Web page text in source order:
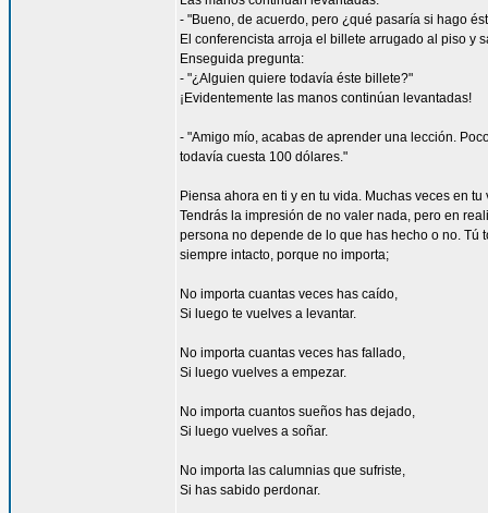
- "Bueno, de acuerdo, pero ¿qué pasaría si hago
El conferencista arroja el billete arrugado al piso y
Enseguida pregunta:
- "¿Alguien quiere todavía éste billete?"
¡Evidentemente las manos continúan levantadas!
- "Amigo mío, acabas de aprender una lección.
todavía cuesta 100 dólares."
Piensa ahora en ti y en tu vida. Muchas veces en
Tendrás la impresión de no valer nada, pero en
persona no depende de lo que has hecho o no. Tú
siempre intacto, porque no importa;
No importa cuantas veces has caído,
Si luego te vuelves a levantar.
No importa cuantas veces has fallado,
Si luego vuelves a empezar.
No importa cuantos sueños has dejado,
Si luego vuelves a soñar.
No importa las calumnias que sufriste,
Si has sabido perdonar.